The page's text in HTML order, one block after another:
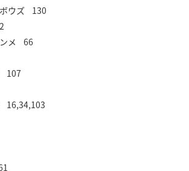
ウズ 130
メ 66
107
16,34,103